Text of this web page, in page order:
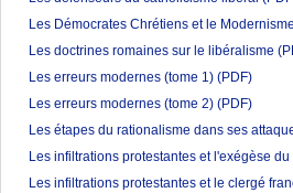
Les Démocrates Chrétiens et le Modernisme
Les doctrines romaines sur le libéralisme
Les erreurs modernes (tome 1) (PDF)
Les erreurs modernes (tome 2) (PDF)
Les étapes du rationalisme dans ses
Les infiltrations protestantes et l'exégèse
Les infiltrations protestantes et le clergé